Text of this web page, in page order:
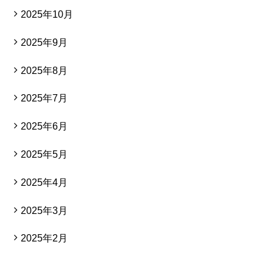
2025年10月
2025年9月
2025年8月
2025年7月
2025年6月
2025年5月
2025年4月
2025年3月
2025年2月